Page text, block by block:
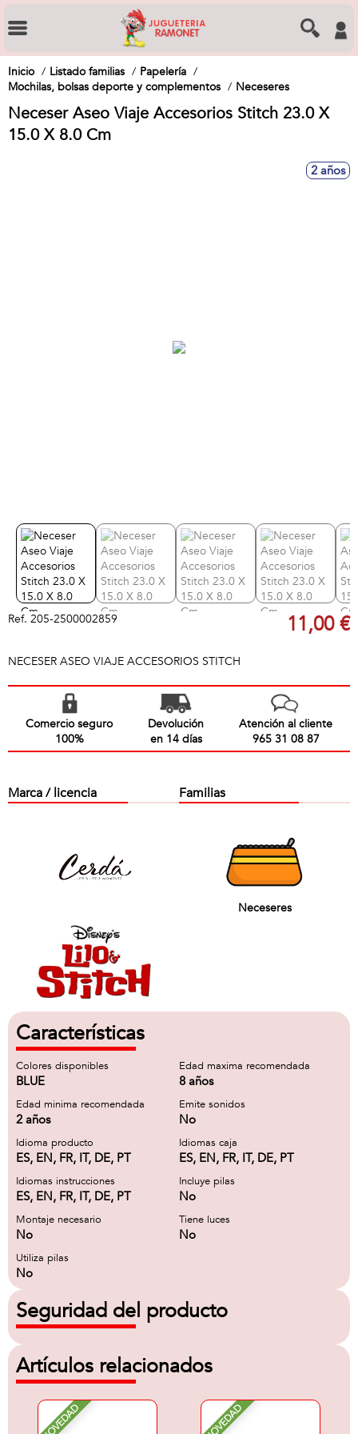
Inicio Listado familias
Papelería
Mochilas, bolsas deporte y complementos
Neceseres
Neceser Aseo Viaje Accesorios Stitch 23.0 X
15.0 X 8.0 Cm
2 años
Ref. 205-2500002859 11,00 €
NECESER ASEO VIAJE ACCESORIOS STITCH
Comercio seguro
100%
Devolución
en 14 días
Atención al cliente
965 31 08 87
Marca / licencia Familias
Neceseres
Características
Colores disponibles
BLUE
Edad maxima recomendada
8 años
Edad minima recomendada
2 años
Emite sonidos
No
Idioma producto
ES, EN, FR, IT, DE, PT
Idiomas caja
ES, EN, FR, IT, DE, PT
Idiomas instrucciones
ES, EN, FR, IT, DE, PT
Incluye pilas
No
Montaje necesario
No
Tiene luces
No
Utiliza pilas
No
Seguridad del producto
Artículos relacionados
NOVEDAD NOVEDAD